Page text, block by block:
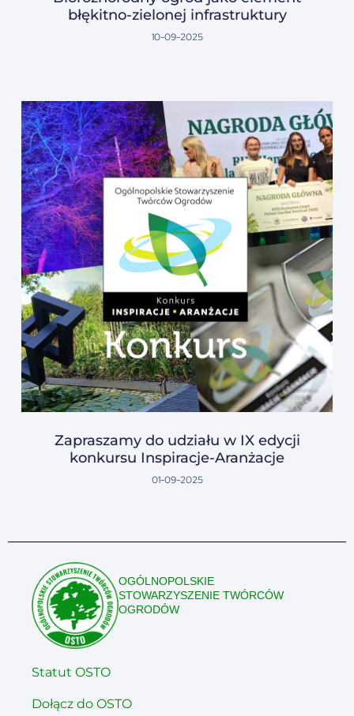
błękitno-zielonej infrastruktury
10-09-2025
Zapraszamy do udziału w IX edycji
konkursu Inspiracje-Aranżacje
01-09-2025
OGÓLNOPOLSKIE
STOWARZYSZENIE TWÓRCÓW
OGRODÓW
Statut OSTO
Dołącz do OSTO